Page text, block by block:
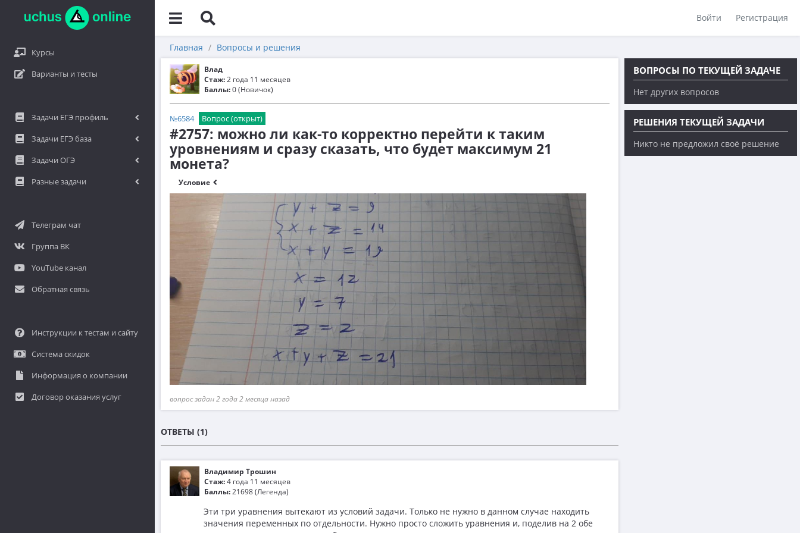
Войти Регистрация
Курсы
Варианты и тесты
Задачи ЕГЭ профиль
Задачи ЕГЭ база
Задачи ОГЭ
Разные задачи
Телеграм чат
Группа ВК
YouTube канал
Обратная связь
Инструкции к тестам и сайту
Система скидок
Информация о компании
Договор оказания услуг
Главная Вопросы и решения
Влад
Стаж:2 года 11 месяцев
Баллы:0 (Новичок)
№6584 Вопрос (открыт)
#2757: можно ли как-то корректно перейти к таким
уровнениям и сразу сказать, что будет максимум 21
монета?
Условие
вопрос задан 2 года 2 месяца назад
ОТВЕТЫ (1)
Владимир Трошин
Стаж:4 года 11 месяцев
Баллы:21698 (Легенда)
Эти три уравнения вытекают из условий задачи. Только не нужно в данном случае находить
значения переменных по отдельности. Нужно просто сложить уравнения и, поделив на 2 обе
ВОПРОСЫ ПО ТЕКУЩЕЙ ЗАДАЧЕ
Нет других вопросов
РЕШЕНИЯ ТЕКУЩЕЙ ЗАДАЧИ
Никто не предложил своё решение